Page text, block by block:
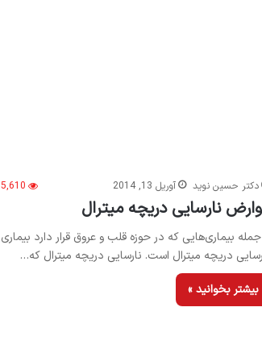
دکتر حسین نوید آوریل 13, 2014 5,610
نارسایی دریچه میترال
جمله بیماری‌هایی که در حوزه قلب و عروق قرار دارد بیماری
دریچه میترال است. نارسایی دریچه میترال که…
بیشتر بخوانید »